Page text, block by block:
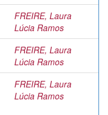
FREIRE, Laura
Lúcia Ramos
FREIRE, Laura
Lúcia Ramos
FREIRE, Laura
Lúcia Ramos